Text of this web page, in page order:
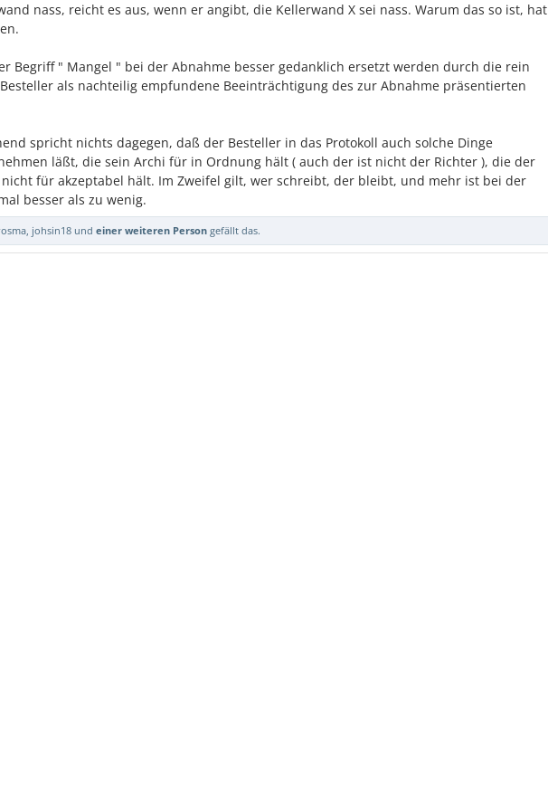
nass, reicht es aus, wenn er angibt, die Kellerwand X sei nass. Warum das so ist, hat
Begriff " Mangel " bei der Abnahme besser gedanklich ersetzt werden durch die rein
als nachteilig empfundene Beeinträchtigung des zur Abnahme präsentierten
spricht nichts dagegen, daß der Besteller in das Protokoll auch solche Dinge
läßt, die sein Archi für in Ordnung hält ( auch der ist nicht der Richter ), die der
für akzeptabel hält. Im Zweifel gilt, wer schreibt, der bleibt, und mehr ist bei der
besser als zu wenig.
, johsin18 und einer weiteren Person gefällt das.